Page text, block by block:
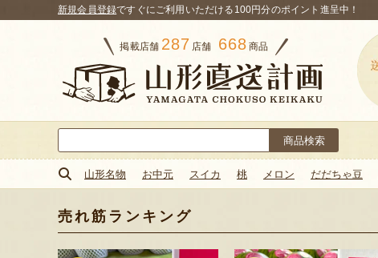
新規会員登録ですぐにご利用いただける100円分のポイント進呈中！
掲載店舗 287 店舗 668 商品
索:
山形名物 お中元 スイカ 桃 メロン だだちゃ豆
売れ筋ランキング